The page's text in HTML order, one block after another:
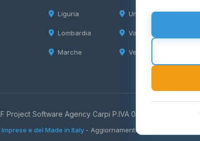
Liguria
Lombardia
Marche
Umbria
Valle d'Aosta
Veneto
Project Software Agency Carpi P.IVA 03859300364
e del Made in Italy - Aggiornamento quotidiano